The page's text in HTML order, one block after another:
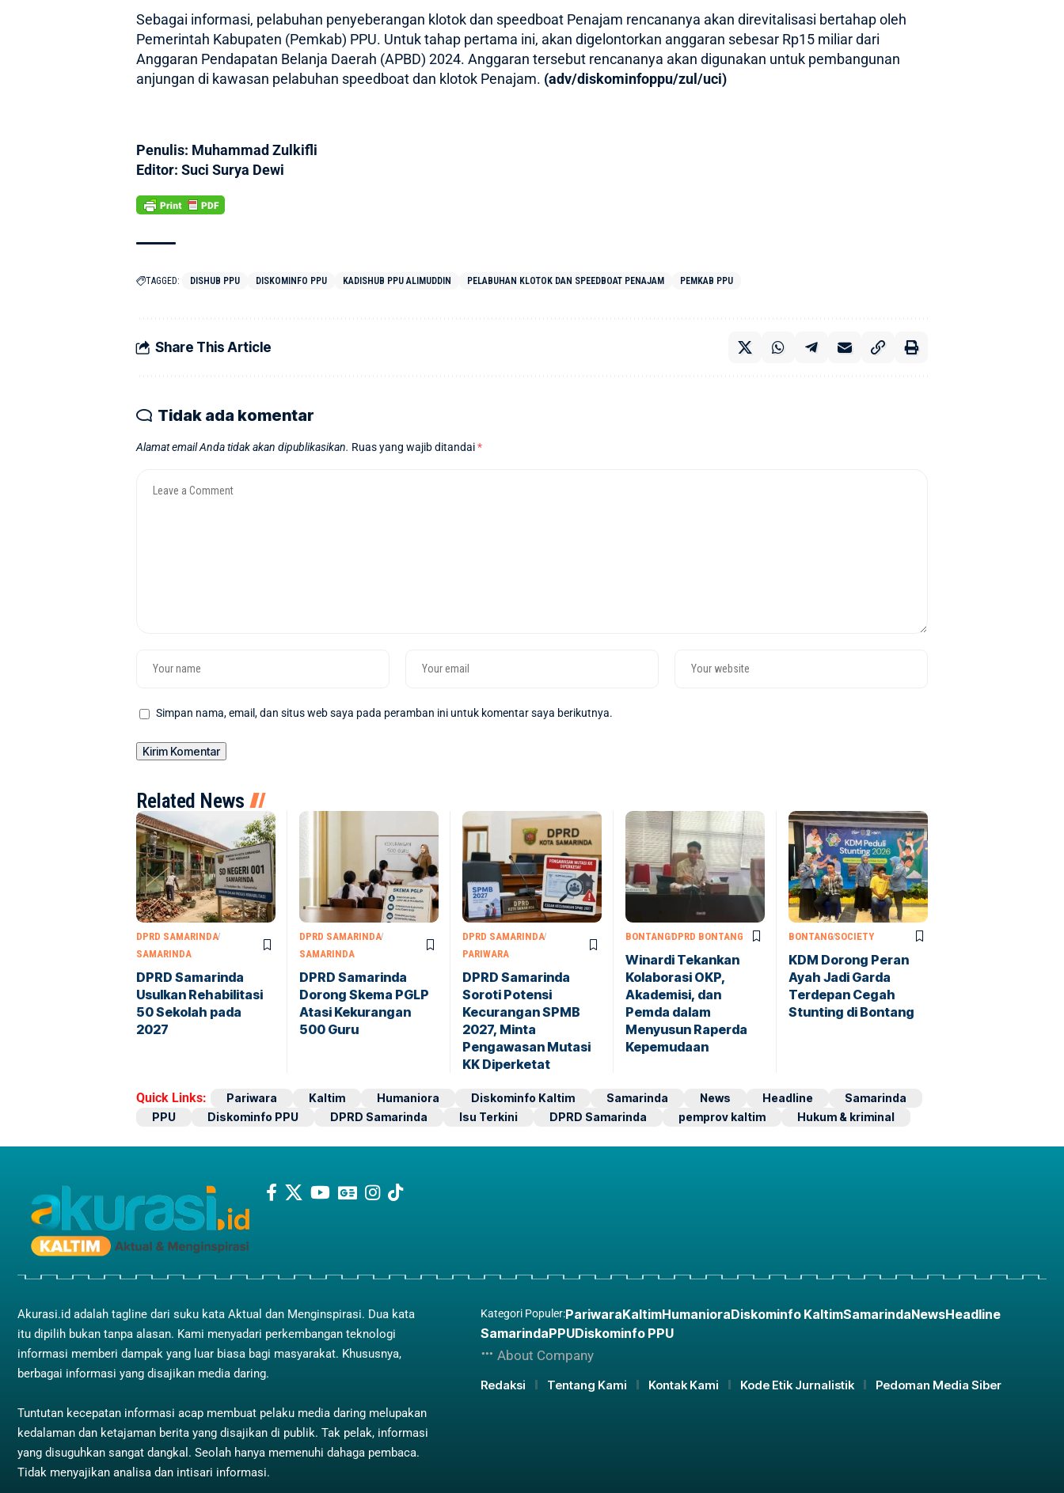
Sebagai informasi, pelabuhan penyeberangan klotok dan speedboat Penajam rencananya akan direvitalisasi bertahap oleh
Pemerintah Kabupaten (Pemkab) PPU. Untuk tahap pertama ini, akan digelontorkan anggaran sebesar Rp15 miliar dari
Anggaran Pendapatan Belanja Daerah (APBD) 2024. Anggaran tersebut rencananya akan digunakan untuk pembangunan
anjungan di kawasan pelabuhan speedboat dan klotok Penajam. (adv/diskominfoppu/zul/uci)
Penulis: Muhammad Zulkifli
Editor: Suci Surya Dewi
TAGGED: DISHUB PPU DISKOMINFO PPU KADISHUB PPU ALIMUDDIN PELABUHAN KLOTOK DAN SPEEDBOAT PENAJAM PEMKAB PPU
Share This Article
Tidak ada komentar
Alamat email Anda tidak akan dipublikasikan. Ruas yang wajib ditandai*
Simpan nama, email, dan situs web saya pada peramban ini untuk komentar saya berikutnya.
Related News
DPRD SAMARINDA
SAMARINDA
DPRD Samarinda
Usulkan Rehabilitasi
50 Sekolah pada
2027
DPRD SAMARINDA
SAMARINDA
DPRD Samarinda
Dorong Skema PGLP
Atasi Kekurangan
500 Guru
DPRD SAMARINDA
PARIWARA
DPRD Samarinda
Soroti Potensi
Kecurangan SPMB
2027, Minta
Pengawasan Mutasi
KK Diperketat
BONTANGDPRD BONTANG
Winardi Tekankan
Kolaborasi OKP,
Akademisi, dan
Pemda dalam
Menyusun Raperda
Kepemudaan
BONTANGSOCIETY
KDM Dorong Peran
Ayah Jadi Garda
Terdepan Cegah
Stunting di Bontang
Quick Links: Pariwara Kaltim Humaniora Diskominfo Kaltim Samarinda News Headline
Samarinda
PPU
Diskominfo PPU DPRD Samarinda Isu Terkini DPRD Samarinda pemprov kaltim Hukum & kriminal
Akurasi.id adalah tagline dari suku kata Aktual dan Menginspirasi. Dua kata
itu dipilih bukan tanpa alasan. Kami menyadari perkembangan teknologi
informasi memberi dampak yang luar biasa bagi masyarakat. Khususnya,
berbagai informasi yang disajikan media daring.
Tuntutan kecepatan informasi acap membuat pelaku media daring melupakan
kedalaman dan ketajaman berita yang disajikan di publik. Tak pelak, informasi
yang disuguhkan sangat dangkal. Seolah hanya memenuhi dahaga pembaca.
Tidak menyajikan analisa dan intisari informasi.
Kategori Populer:PariwaraKaltimHumanioraDiskominfo KaltimSamarindaNewsHeadline
SamarindaPPUDiskominfo PPU
About Company
Redaksi
Tentang Kami Kontak Kami Kode Etik Jurnalistik Pedoman Media Siber